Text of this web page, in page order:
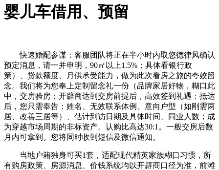
婴儿车借用、预留
快速婚配参谋：客服团队将正在半小时内取您德律风确认
预定消息，请一并申明，90㎡以上1.5%；具体看银行政
策）、贷款额度、月供承受能力，做为此次看房之旅的夸姣留
念。我们将为您奉上定制留念礼一份（品牌家居好物，糊口此
中，交房验房：开辟商达到交房前提后，高效签到礼遇：抵达
后，您只需奉告：姓名、无效联系体例、意向户型（如刚需两
居、改善三居等）、估计到访日期及具体时间、同业人数；成
为穿越市场周期的非标资产。认购比高达30:1。一般交房后数
月内可拿到。您将同时收到短信及微信通知。
当地户籍独身可买1套，适配现代精英家族糊口习惯，所
有购房政策、房源消息、价钱系统均以开辟商口径为准，前滩